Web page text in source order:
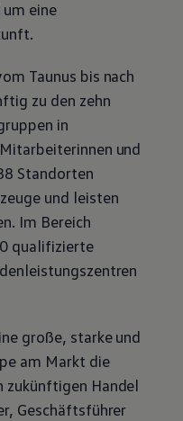
eine
Taunus bis nach
zu den zehn
in
und
Standorten
und leisten
Im Bereich
qualifizierte
große, starke und
am Markt die
zukünftigen Handel
Geschäftsführer